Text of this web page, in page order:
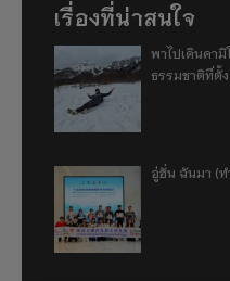
เรื่องที่น่าสนใจ
พาไปเดินคามิ
ธรรมชาติที่ตั้
อู่ฮั่น ฉันมา (ท